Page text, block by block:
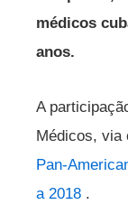
médicos
anos.
A
Médicos, via
Pan-
a 2018 .